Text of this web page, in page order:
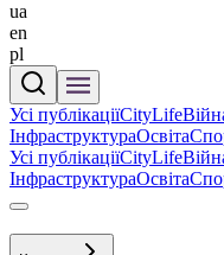
ua
en
pl
Усі публікаціїCityLife
ІнфраструктураОсвіта
Усі публікаціїCityLife
ІнфраструктураОсвіта